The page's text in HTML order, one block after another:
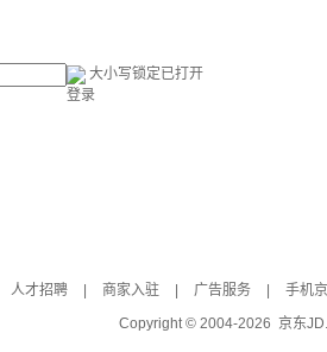
大小写锁定已打开
登录
人才招聘 商家入驻 广告服务 手机
Copyright © 2004-2026 京东